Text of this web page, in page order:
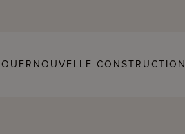
NOUVELLE CONSTRUCTION